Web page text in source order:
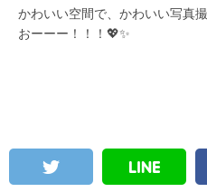
かわいい空間で、かわいい写真
おーーー！！！💖✨